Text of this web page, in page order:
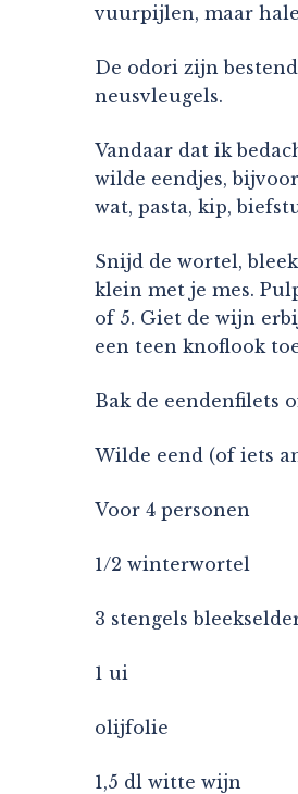
vuurpijlen, maar
De odori zijn
neusvleugels.
Vandaar dat ik
wilde eendjes,
wat, pasta, kip,
Snijd de wortel,
klein met je mes.
of 5. Giet de wijn
een teen knoflook
Bak de eendenfilets
Wilde eend (of iets
Voor 4 personen
1/2 winterwortel
3 stengels
1 ui
olijfolie
1,5 dl witte wijn